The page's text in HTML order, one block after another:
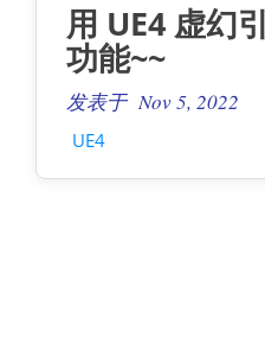
用 UE4 虚幻
功能~~
发表于 Nov 5, 2022
UE4